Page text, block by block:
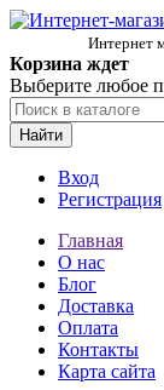
Интернет
Корзина ждет
Выберите любое
Найти
Вход
Регистрация
Главная
О нас
Блог
Доставка
Оплата
Контакты
Карта сайта